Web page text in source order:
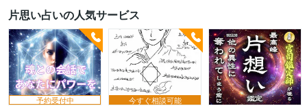
片思い占いの人気サービス
予約受付中
今すぐ相談可能